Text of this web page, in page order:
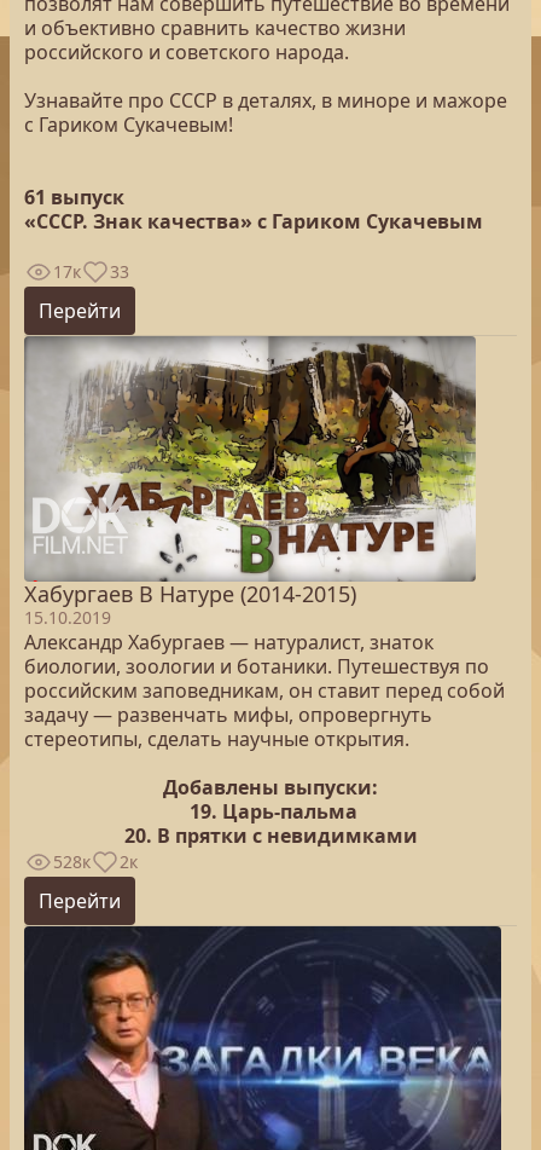
и объективно сравнить качество жизни
российского и советского народа.
Узнавайте про СССР в деталях, в миноре и мажоре
с Гариком Сукачевым!
61 выпуск
«СССР. Знак качества» с Гариком Сукачевым
17к 33
Перейти
Хабургаев В Натуре (2014-2015)
15.10.2019
Александр Хабургаев — натуралист, знаток
биологии, зоологии и ботаники. Путешествуя по
российским заповедникам, он ставит перед собой
задачу — развенчать мифы, опровергнуть
стереотипы, сделать научные открытия.
Добавлены выпуски:
19. Царь-пальма
20. В прятки с невидимками
528к 2к
Перейти